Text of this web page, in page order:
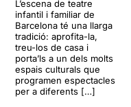
L’escena de teatre
infantil i familiar de
Barcelona té una llarga
tradició: aprofita-la,
treu-los de casa i
porta’ls a un dels molts
espais culturals que
programen espectacles
per a diferents […]